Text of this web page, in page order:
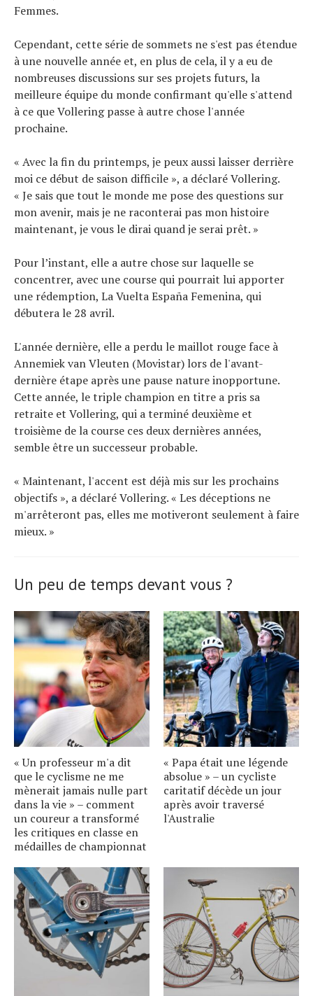
Femmes.
Cependant, cette série de sommets ne s'est pas étendue
à une nouvelle année et, en plus de cela, il y a eu de
nombreuses discussions sur ses projets futurs, la
meilleure équipe du monde confirmant qu'elle s'attend
à ce que Vollering passe à autre chose l'année
prochaine.
« Avec la fin du printemps, je peux aussi laisser derrière
moi ce début de saison difficile », a déclaré Vollering.
« Je sais que tout le monde me pose des questions sur
mon avenir, mais je ne raconterai pas mon histoire
maintenant, je vous le dirai quand je serai prêt. »
Pour l’instant, elle a autre chose sur laquelle se
concentrer, avec une course qui pourrait lui apporter
une rédemption, La Vuelta España Femenina, qui
débutera le 28 avril.
L'année dernière, elle a perdu le maillot rouge face à
Annemiek van Vleuten (Movistar) lors de l'avant-
dernière étape après une pause nature inopportune.
Cette année, le triple champion en titre a pris sa
retraite et Vollering, qui a terminé deuxième et
troisième de la course ces deux dernières années,
semble être un successeur probable.
« Maintenant, l'accent est déjà mis sur les prochains
objectifs », a déclaré Vollering. « Les déceptions ne
m'arrêteront pas, elles me motiveront seulement à faire
mieux. »
Un peu de temps devant vous ?
« Un professeur m'a dit
que le cyclisme ne me
mènerait jamais nulle part
dans la vie » – comment
un coureur a transformé
les critiques en classe en
médailles de championnat
« Papa était une légende
absolue » – un cycliste
caritatif décède un jour
après avoir traversé
l'Australie